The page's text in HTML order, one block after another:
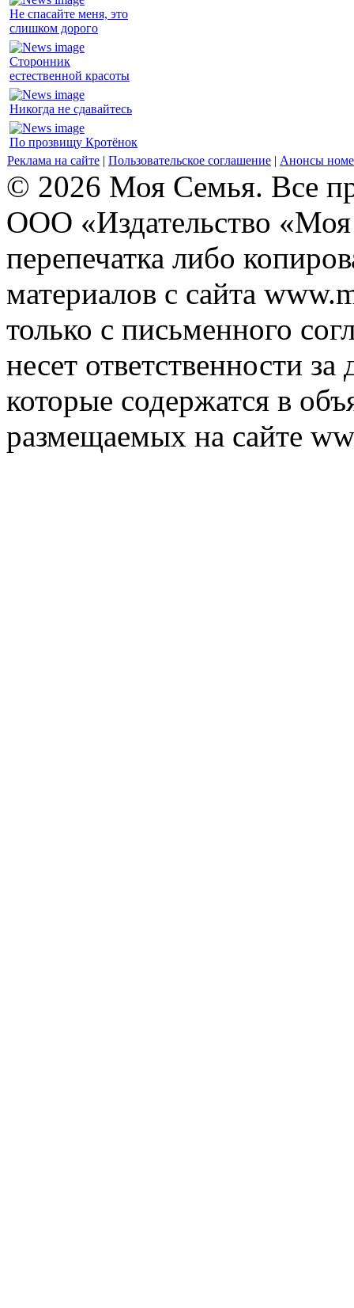
Не спасайте меня, это
слишком дорого
Сторонник
естественной красоты
Никогда не сдавайтесь
По прозвищу Кротёнок
Реклама на сайте | Пользовательское соглашение | Анонсы
© 2026 Моя Семья. Все
ООО «Издательство
перепечатка либо
материалов с сайта
только с письменного
несет ответственности
которые содержатся в
размещаемых на сайте